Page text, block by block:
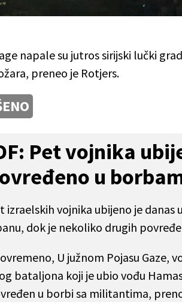
napale su jutros sirijski lučki
preneo je Rotjers.
Pet vojnika
u
izraelskih vojnika ubijeno je
dok je nekoliko drugih
U južnom Pojasu Gaze,
bataljona koji je ubio vođu
u borbi sa militantima,